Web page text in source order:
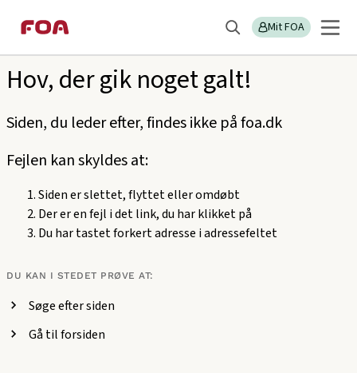
til
hovedindhold
til
hovedmenu
Søg Mit FOA
menu
404
Hov, der gik noget galt!
Siden, du leder efter, findes ikke på foa.dk
Fejlen kan skyldes at:
Siden er slettet, flyttet eller omdøbt
Der er en fejl i det link, du har klikket på
Du har tastet forkert adresse i adressefeltet
DU KAN I STEDET PRØVE AT:
Søge efter siden
Gå til forsiden